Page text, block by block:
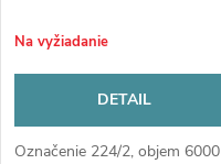
Na vyžiadanie
DETAIL
Označenie 224/2, objem 6000